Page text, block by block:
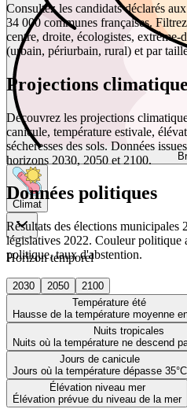
Climat
Horizon temporel
2030 2050
2100
Température été
Hausse de la température moyenne
Nuits tropicales
Nuits où la température ne descend
Jours de canicule
Jours où la température dépasse 35°C
Élévation niveau mer
Élévation prévue du niveau de la mer
Consultez les candidats déclarés
34 000 communes françaises.
centre, droite, écologistes,
(urbain, périurbain, rural) et par
Projections
Découvrez les projections
canicule, température estivale,
sécheresses des sols. Données
horizons 2030, 2050 et 2100.
Données politiques
Résultats des élections municipales
législatives 2022. Couleur politique
politique, taux d'abstention.